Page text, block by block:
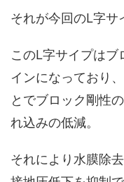
それが今回のL字サ
このL字サイプは
インになっており
とでブロック剛性
れ込みの低減。
それにより水膜除